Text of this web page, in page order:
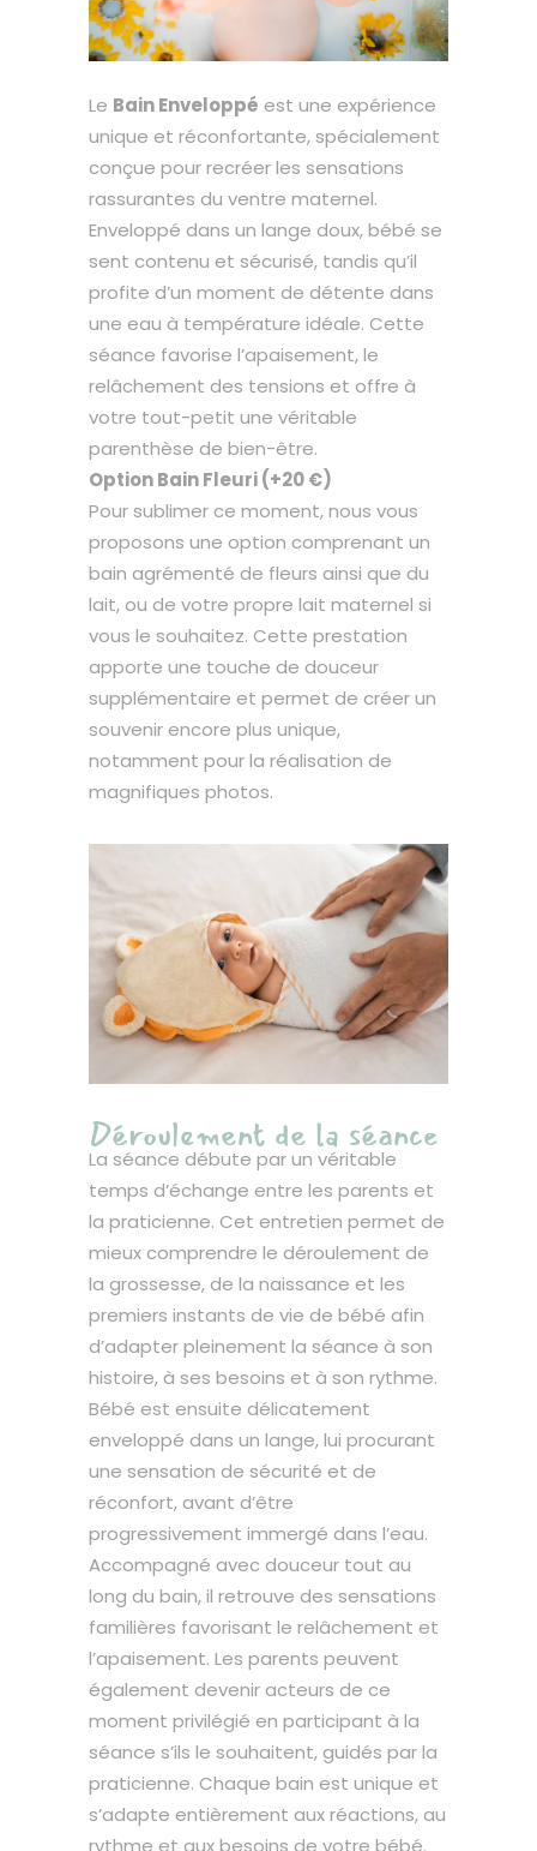
Le Bain Enveloppé est une expérience
unique et réconfortante, spécialement
conçue pour recréer les sensations
rassurantes du ventre maternel.
Enveloppé dans un lange doux, bébé se
sent contenu et sécurisé, tandis qu’il
profite d’un moment de détente dans
une eau à température idéale. Cette
séance favorise l’apaisement, le
relâchement des tensions et offre à
votre tout-petit une véritable
parenthèse de bien-être.
Option Bain Fleuri (+20 €)
Pour sublimer ce moment, nous vous
proposons une option comprenant un
bain agrémenté de fleurs ainsi que du
lait, ou de votre propre lait maternel si
vous le souhaitez. Cette prestation
apporte une touche de douceur
supplémentaire et permet de créer un
souvenir encore plus unique,
notamment pour la réalisation de
magnifiques photos.
Déroulement de la séance
La séance débute par un véritable
temps d’échange entre les parents et
la praticienne. Cet entretien permet de
mieux comprendre le déroulement de
la grossesse, de la naissance et les
premiers instants de vie de bébé afin
d’adapter pleinement la séance à son
histoire, à ses besoins et à son rythme.
Bébé est ensuite délicatement
enveloppé dans un lange, lui procurant
une sensation de sécurité et de
réconfort, avant d’être
progressivement immergé dans l’eau.
Accompagné avec douceur tout au
long du bain, il retrouve des sensations
familières favorisant le relâchement et
l’apaisement. Les parents peuvent
également devenir acteurs de ce
moment privilégié en participant à la
séance s’ils le souhaitent, guidés par la
praticienne. Chaque bain est unique et
s’adapte entièrement aux réactions, au
rythme et aux besoins de votre bébé.